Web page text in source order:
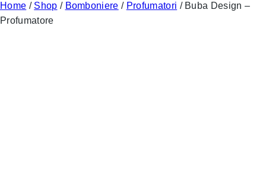
Home / Shop / Bomboniere / Profumatori / Buba Design –
Profumatore